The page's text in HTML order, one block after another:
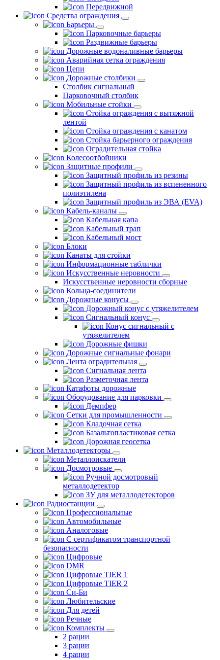
Передвижной
Средства ограждения
Барьеры
Парковочные барьеры
Раздвижные барьеры
Дорожные водоналивные барьеры
Аварийная сетка ограждения
Цепи
Дорожные столбики
Столбик сигнальный
Парковочный столбик
Мобильные стойки
Стойка ограждения с вытяжной
лентой
Стойка ограждения с канатом
Стойка барьерного ограждения
Оградительная стойка
Колесоотбойники
Защитные профили
Защитный профиль из резины
Защитный профиль из вспененного
полиэтилена
Защитный профиль из ЭВА (EVA)
Кабель-каналы
Кабельная капа
Кабельный трап
Кабельный мост
Блоки
Канаты для стойки
Информационные таблички
Искусственные неровности
Искусственные неровности сборные
Кольца-соединители
Дорожные конусы
Дорожный конус с утяжелителем
Сигнальный конус
Конус сигнальный с
утяжелителем
Дорожные фишки
Дорожные сигнальные фонари
Лента оградительная
Сигнальная лента
Разметочная лента
Катафоты дорожные
Оборудование для парковки
Демпфер
Сетки для промышленности
Кладочная сетка
Базальтопластиковая сетка
Дорожная геосетка
Металлодетекторы
Металлоискатели
Досмотровые
Ручной досмотровый
металлодетектор
ЗУ для металлодетекторов
Радиостанции
Профессиональные
Автомобильные
Аналоговые
С сертификатом транспортной
безопасности
Цифровые
DMR
Цифровые TIER 1
Цифровые TIER 2
Си-Би
Любительские
Для детей
Речные
Комплекты
2 рации
3 рации
4 рации